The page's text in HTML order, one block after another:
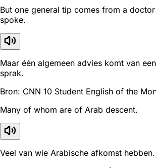
But one general tip comes from a
spoke.
Maar één algemeen advies komt van
sprak.
Bron: CNN 10 Student English of the
Many of whom are of Arab descent.
Veel van wie Arabische afkomst hebben.